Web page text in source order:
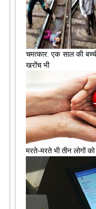
चमत्कार: एक साल की
खरोंच भी
मरते-मरते भी तीन लोगों